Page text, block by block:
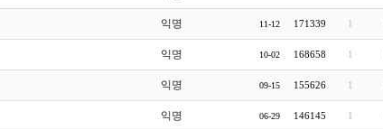
익명 11-12 171339 1
익명 10-02 168658 1
익명 09-15 155626 1
익명 06-29 146145 1